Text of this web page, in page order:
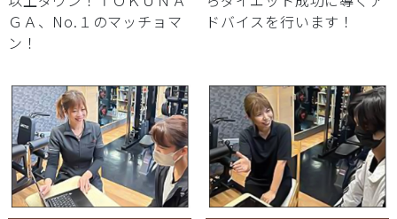
ＧＡ、No.１のマッチョマ
ン！
ドバイスを行います！